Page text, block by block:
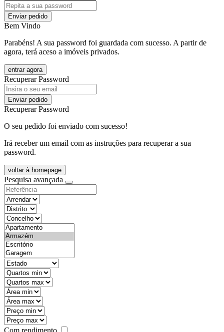
Enviar pedido
Bem Vindo
Parabéns! A sua password foi guardada com sucesso. A partir de
agora, terá aceso a imóveis privados.
entrar agora
Recuperar Password
Enviar pedido
Recuperar Password
O seu pedido foi enviado com sucesso!
Irá receber um email com as instruções para recuperar a sua
password.
voltar à homepage
Pesquisa avançada
objective
districtId
countyId
types
state
mintypo
maxtypo
minarea
maxarea
minprice
maxprice
Com rendimento